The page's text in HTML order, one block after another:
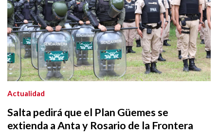
Salta pedirá que el Plan Güemes se
extienda a Anta y Rosario de la Frontera
Actualidad